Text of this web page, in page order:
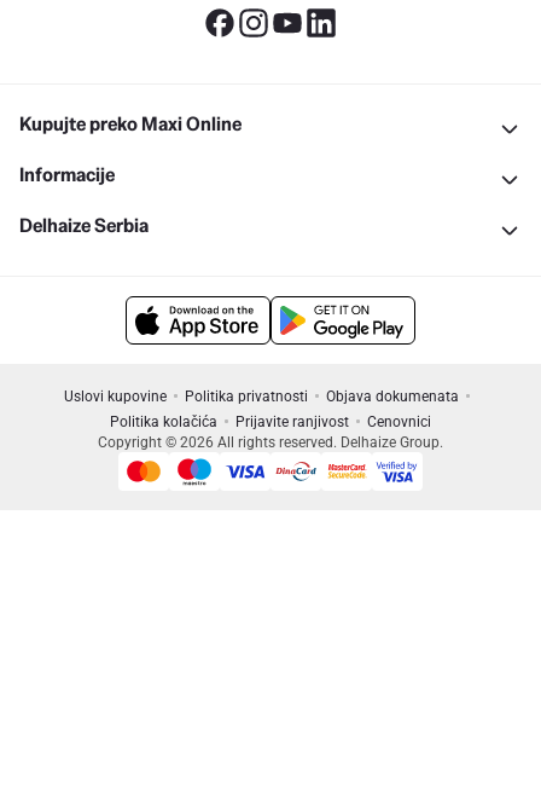
Kupujte preko Maxi Online
Informacije
Delhaize Serbia
Uslovi kupovine Politika privatnosti
Objava dokumenata
Politika kolačića
Prijavite ranjivost
Cenovnici
Copyright © 2026 All rights reserved. Delhaize Group.